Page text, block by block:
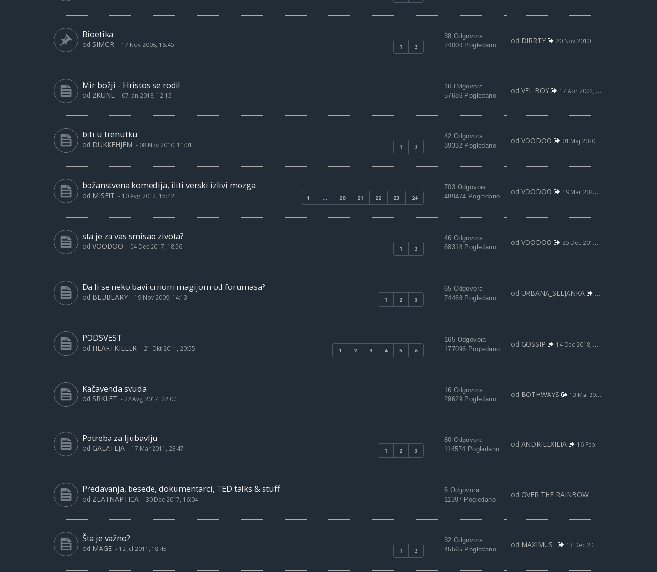
Bioetika
1 2
od SIMOR - 17 Nov 2008, 18:45
38 Odgovora
74000 Pogledano
od DIRRTY 20 Nov 2010, 00:36
Mir božji - Hristos se rodi!
od 2KUNE - 07 Jan 2018, 12:15
16 Odgovora
57686 Pogledano
od VEL BOY 17 Apr 2022, 12:21
biti u trenutku
1 2
od DUKKEHJEM - 08 Nov 2010, 11:01
42 Odgovora
39332 Pogledano
od VOODOO 01 Maj 2020, 15:07
božanstvena komedija, iliti verski izlivi mozga
1 … 20 21 22 23 24
od MISFIT - 10 Avg 2012, 15:42
703 Odgovora
489474 Pogledano
od VOODOO 19 Mar 2020, 00:46
sta je za vas smisao zivota?
1 2
od VOODOO - 04 Dec 2017, 18:56
46 Odgovora
68318 Pogledano
od VOODOO 25 Dec 2019, 23:31
Da li se neko bavi crnom magijom od forumasa?
1 2 3
od BLUBEARY - 19 Nov 2009, 14:13
65 Odgovora
74468 Pogledano
od URBANA_SELJANKA 14 Dec 2018, 17:12
PODSVEST
1 2 3 4 5 6
od HEARTKILLER - 21 Okt 2011, 20:55
165 Odgovora
177096 Pogledano
od GOSSIP 14 Dec 2018, 03:46
Kačavenda svuda
od SRKLET - 22 Avg 2017, 22:07
16 Odgovora
29629 Pogledano
od BOTHWAYS 13 Maj 2018, 23:09
Potreba za ljubavlju
1 2 3
od GALATEJA - 17 Mar 2011, 23:47
80 Odgovora
114574 Pogledano
od ANDRIEEXILIA 16 Feb 2018, 14:04
Predavanja, besede, dokumentarci, TED talks & stuff
od ZLATNAPTICA - 30 Dec 2017, 16:04
6 Odgovora
11397 Pogledano
od OVER THE RAINBOW
Šta je važno?
1 2
od MAGE - 12 Jul 2011, 18:45
32 Odgovora
45565 Pogledano
od MAXIMUS_ 13 Dec 2017, 08:24